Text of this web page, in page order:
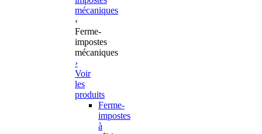
mécaniques
‹
Ferme-
impostes
mécaniques
›
Voir
les
produits
Ferme-
impostes
à